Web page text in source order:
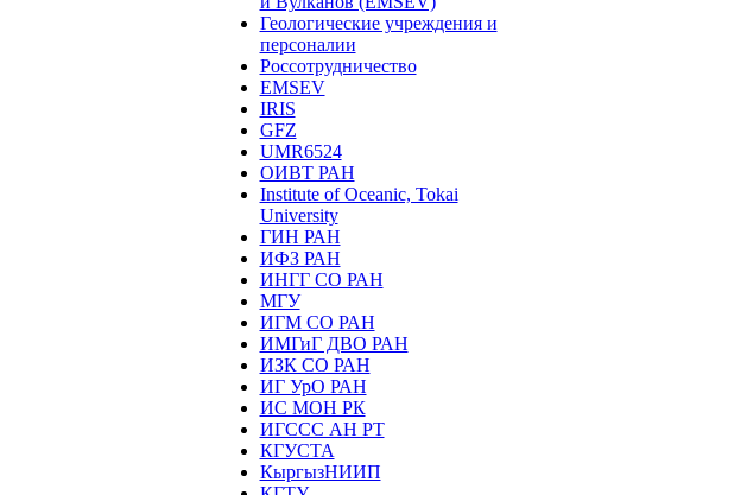
Геологические учреждения и
персоналии
Россотрудничество
EMSEV
IRIS
GFZ
UMR6524
ОИВТ РАН
Institute of Oceanic, Tokai
University
ГИН РАН
ИФЗ РАН
ИНГГ СО РАН
МГУ
ИГМ СО РАН
ИМГиГ ДВО РАН
ИЗК СО РАН
ИГ УрО РАН
ИС МОН РК
ИГССС АН РТ
КГУСТА
КыргызНИИП